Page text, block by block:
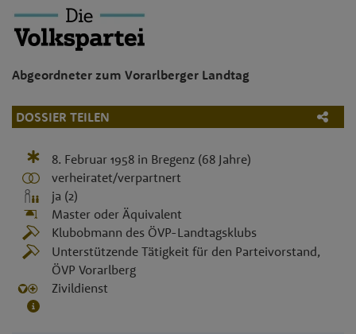
Abgeordneter zum Vorarlberger Landtag
DOSSIER TEILEN
8. Februar 1958in Bregenz (68 Jahre)
verheiratet/verpartnert
ja (2)
Master oder Äquivalent
Klubobmann des ÖVP-Landtagsklubs
Unterstützende Tätigkeit für den Parteivorstand,
ÖVP Vorarlberg
Zivildienst